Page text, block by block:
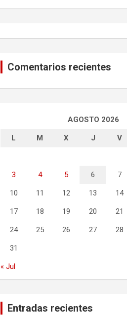
h
Comentarios recientes
AGOSTO 2026
L M X J V
3 4 5 6 7
10 11 12 13 14
17 18 19 20 21
24 25 26 27 28
31
« Jul
Entradas recientes